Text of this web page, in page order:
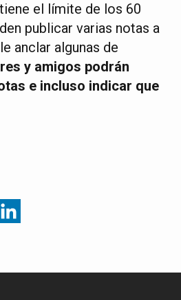
el límite de los 60
publicar varias notas a
anclar algunas de
y amigos podrán
e incluso indicar que